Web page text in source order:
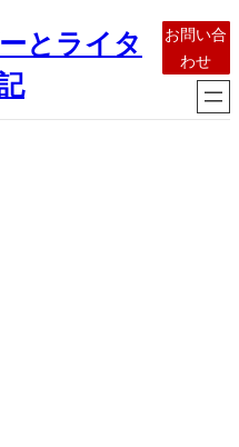
とライタ
お問い合
わせ